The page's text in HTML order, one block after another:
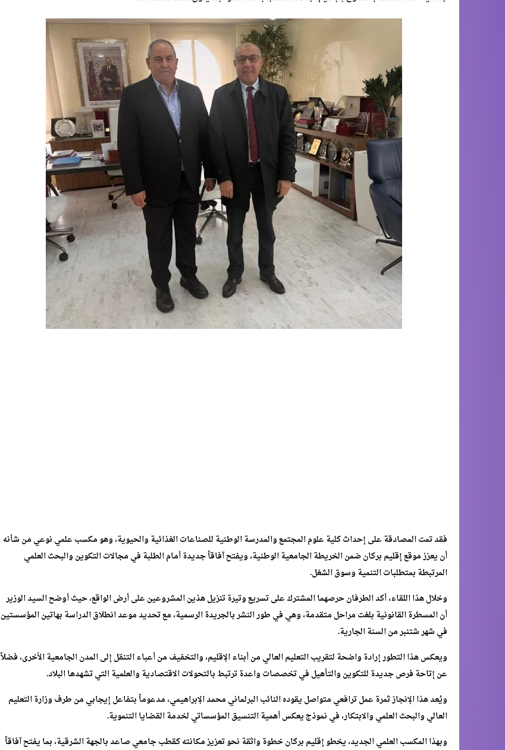
فقد تمت المصادقة على إحداث كلية علوم المجتمع والمدرسة الوطنية للصناعات الغذائية والحيوية، وهو مكسب علمي نوعي من شأنه
أن يعزز موقع إقليم بركان ضمن الخريطة الجامعية الوطنية، ويفتح آفاقاً جديدة أمام الطلبة في مجالات التكوين والبحث العلمي
المرتبطة بمتطلبات التنمية وسوق الشغل.
وخلال هذا اللقاء، أكد الطرفان حرصهما المشترك على تسريع وتيرة تنزيل هذين المشروعين على أرض الواقع، حيث أوضح السيد الوزير
أن المسطرة القانونية بلغت مراحل متقدمة، وهي في طور النشر بالجريدة الرسمية، مع تحديد موعد انطلاق الدراسة بهاتين المؤسستين
في شهر شتنبر من السنة الجارية.
ويعكس هذا التطور إرادة واضحة لتقريب التعليم العالي من أبناء الإقليم، والتخفيف من أعباء التنقل إلى المدن الجامعية الأخرى، فضلاً
عن إتاحة فرص جديدة للتكوين والتأهيل في تخصصات واعدة ترتبط بالتحولات الاقتصادية والعلمية التي تشهدها البلاد.
ويُعد هذا الإنجاز ثمرة عمل ترافعي متواصل يقوده النائب البرلماني محمد الإبراهيمي، مدعوماً بتفاعل إيجابي من طرف وزارة التعليم
العالي والبحث العلمي والابتكار، في نموذج يعكس أهمية التنسيق المؤسساتي لخدمة القضايا التنموية.
وبهذا المكسب العلمي الجديد، يخطو إقليم بركان خطوة واثقة نحو تعزيز مكانته كقطب جامعي صاعد بالجهة الشرقية، بما يفتح آفاقاً